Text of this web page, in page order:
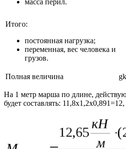
Итого:
постоянная нагрузка;
переменная, вес человека и
грузов.
Полная величина
На 1 метр марша по длине,
будет составлять: